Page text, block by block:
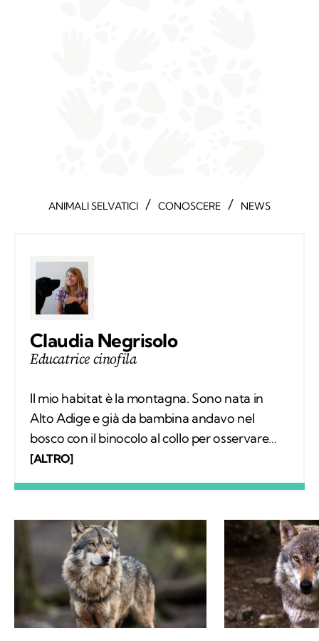
ANIMALI SELVATICI / CONOSCERE / NEWS
Claudia Negrisolo
Educatrice cinofila
Il mio habitat è la montagna. Sono nata in
Alto Adige e già da bambina andavo nel
bosco con il binocolo al collo per osservare
silenziosamente i comportamenti degli
poi ho studiato etologia, sono diventata
educatrice cinofila e ho trovato il mio posto in
Trentino, sulle Dolomiti di Brenta. Ora scrivo
di animali selvatici e domestici che vivono più
o meno vicini agli esseri umani, con la
speranza di sensibilizzare alla tutela di ogni
[ALTRO]